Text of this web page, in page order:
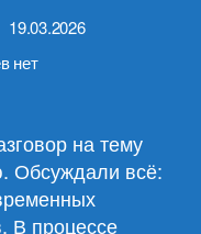
19.03.2026
к
к
обучению
в
нет
на тему
Обсуждали всё:
В процессе